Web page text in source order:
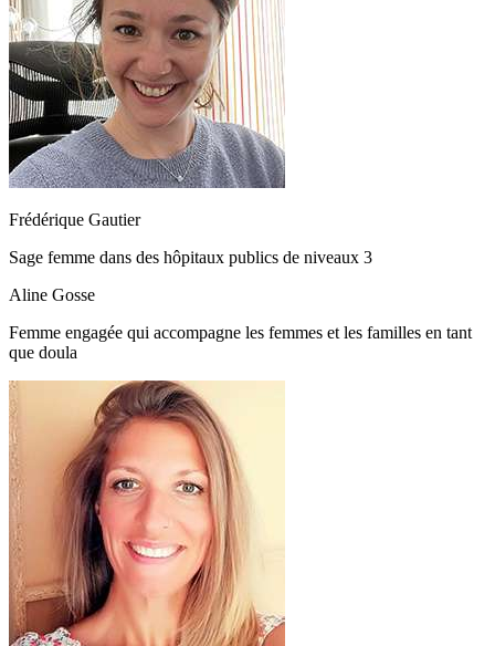
Frédérique Gautier
Sage femme dans des hôpitaux publics de niveaux 3
Aline Gosse
Femme engagée qui accompagne les femmes et les familles en tant
que doula